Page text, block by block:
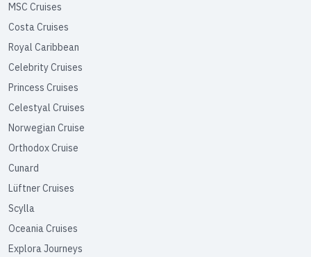
MSC Cruises
Costa Cruises
Royal Caribbean
Celebrity Cruises
Princess Cruises
Celestyal Cruises
Norwegian Cruise
Orthodox Cruise
Cunard
Lüftner Cruises
Scylla
Oceania Cruises
Explora Journeys